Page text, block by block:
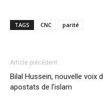
TAGS CNC parité
Article précédent
Bilal Hussein, nouvelle voix
apostats de l’islam